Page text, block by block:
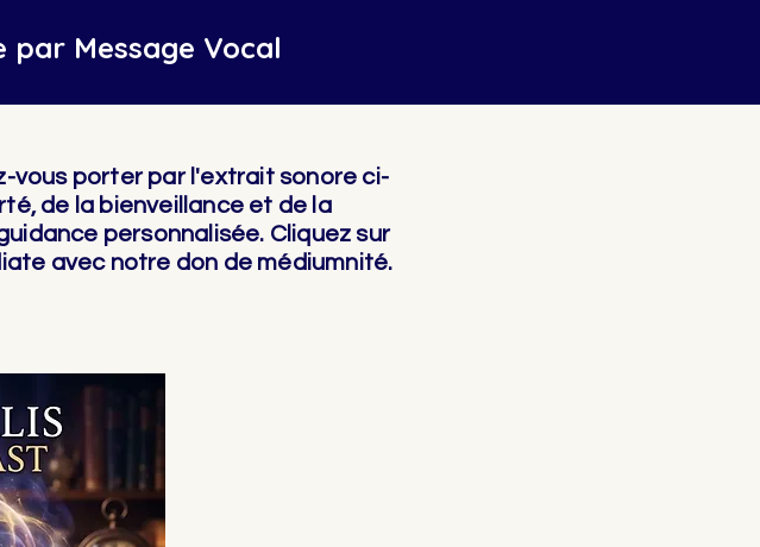
par Message Vocal
vous porter par l'extrait sonore ci-
de la bienveillance et de la
personnalisée. Cliquez sur
avec notre don de médiumnité.